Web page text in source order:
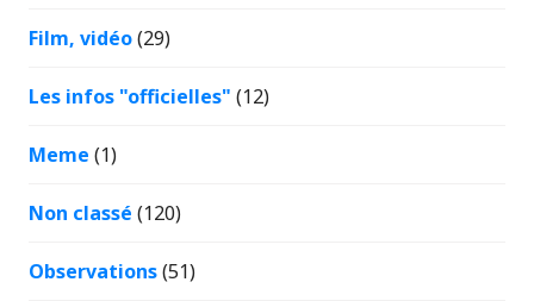
Film, vidéo(29)
Les infos "officielles" (12)
Meme (1)
Non classé (120)
Observations(51)